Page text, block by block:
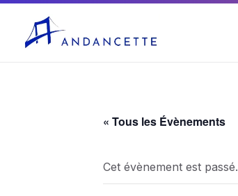
« Tous les Évènements
Cet évènement est passé.